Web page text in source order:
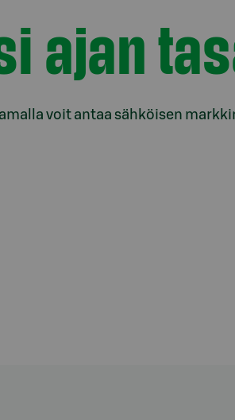
ajan
voit antaa sähköisen